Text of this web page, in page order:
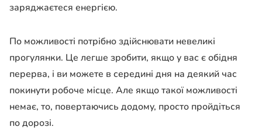
заряджаєтеся енергією.
По можливості потрібно здійснювати невеликі
прогулянки. Це легше зробити, якщо у вас є обідня
перерва, і ви можете в середині дня на деякий час
покинути робоче місце. Але якщо такої можливості
немає, то, повертаючись додому, просто пройдіться
по дорозі.